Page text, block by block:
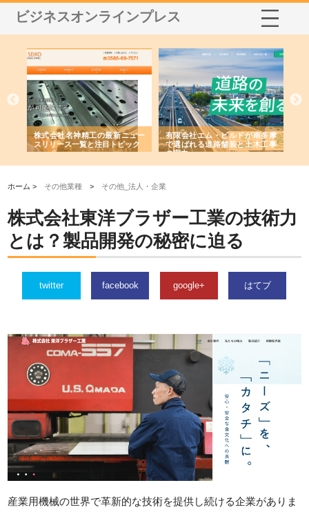
ビジネスオンラインプレス
株式会社名神精工の最新ニュー
スリリース一覧と注目トピック
有限会社エム・ビルドが南多摩
で選ばれる道路舗装と土木工事
の実力
ホーム > その他業種 > その他_法人・企業
株式会社東洋ブラザー工業の技術力
とは？製品開発の秘密に迫る
twitter facebook google+ はてブ
産業用機械の世界で革新的な技術を提供し続ける企業がありま